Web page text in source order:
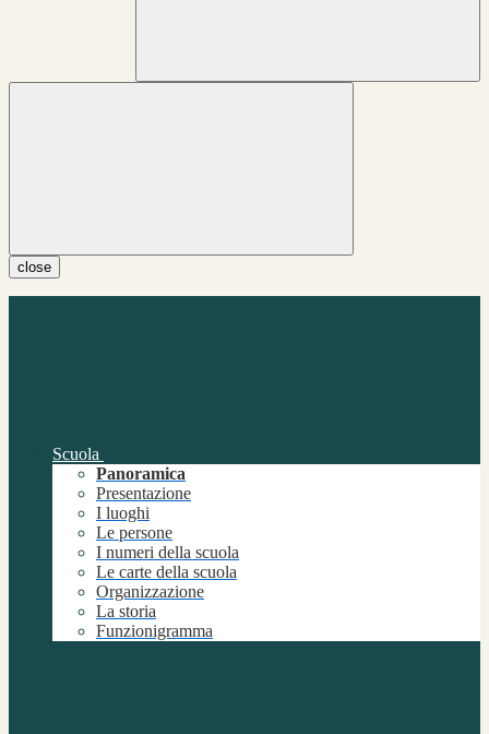
close
Scuola
Panoramica
Presentazione
I luoghi
Le persone
I numeri della scuola
Le carte della scuola
Organizzazione
La storia
Funzionigramma